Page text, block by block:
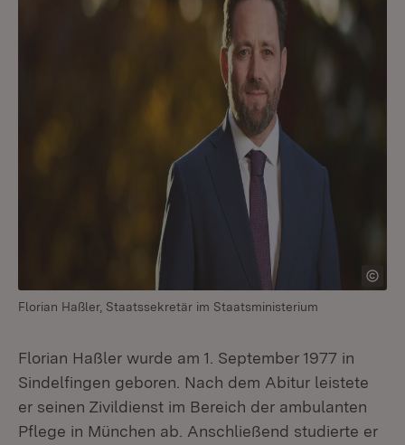
Florian Haßler, Staatssekretär im Staatsministerium
Florian Haßler wurde am 1. September 1977 in
Sindelfingen geboren. Nach dem Abitur leistete
er seinen Zivildienst im Bereich der ambulanten
Pflege in München ab. Anschließend studierte er